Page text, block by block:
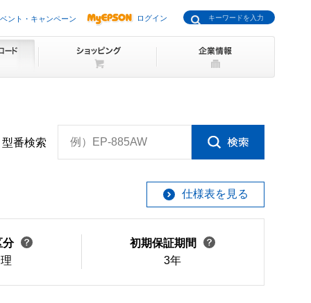
ント・キャンペーン ログイン
型番検索 例）EP-885AW
仕様表を見る
分
初期保証期間
3年